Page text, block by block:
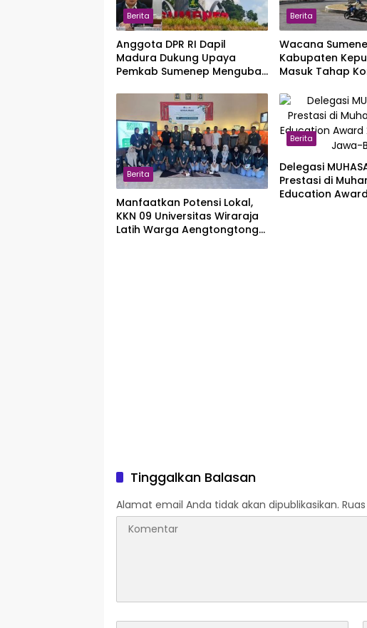
Berita
Anggota DPR RI Dapil
Madura Dukung Upaya
Pemkab Sumenep Mengubah
Kepulauan
Berita
Wacana
Kabupaten
Masuk Tahap
Pengamat
Berita
Manfaatkan Potensi Lokal,
KKN 09 Universitas Wiraraja
Latih Warga Aengtongtong
Berita
Delegasi
Prestasi di
Education
Tinggalkan Balasan
Alamat email Anda tidak akan dipublikasikan.